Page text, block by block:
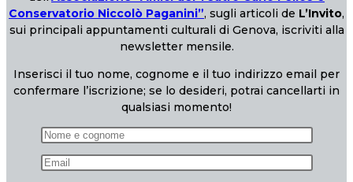
Conservatorio Niccolò Paganini”, sugli articoli de L’Invito,
sui principali appuntamenti culturali di Genova, iscriviti alla
newsletter mensile.
Inserisci il tuo nome, cognome e il tuo indirizzo email per
confermare l’iscrizione; se lo desideri, potrai cancellarti in
qualsiasi momento!